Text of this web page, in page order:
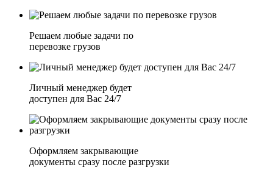
Решаем любые задачи по
перевозке грузов
Личный менеджер будет
доступен для Вас 24/7
Оформляем закрывающие
документы сразу после разгрузки